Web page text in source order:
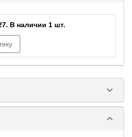
В наличии 1 шт.
keyboard_arrow_down
keyboard_arrow_down